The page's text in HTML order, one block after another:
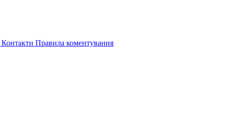
Контакти Правила коментування